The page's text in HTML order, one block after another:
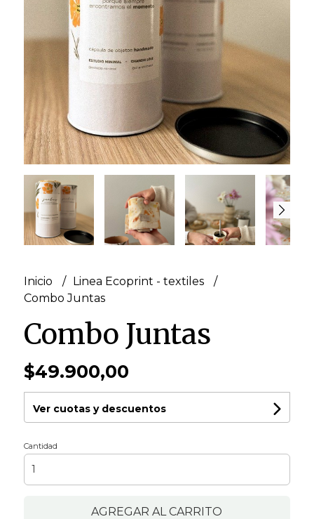
Inicio
Linea Ecoprint - textiles
Combo Juntas
Combo Juntas
$49.900,00
Ver cuotas y descuentos
Cantidad
AGREGAR AL CARRITO